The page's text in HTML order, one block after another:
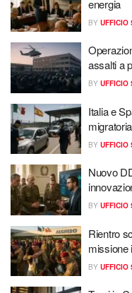
energia
BY UFFICIO
assalti a
BY UFFICIO
Italia e
BY UFFICIO
Nuovo
BY UFFICIO
Rientro
missione
BY UFFICIO